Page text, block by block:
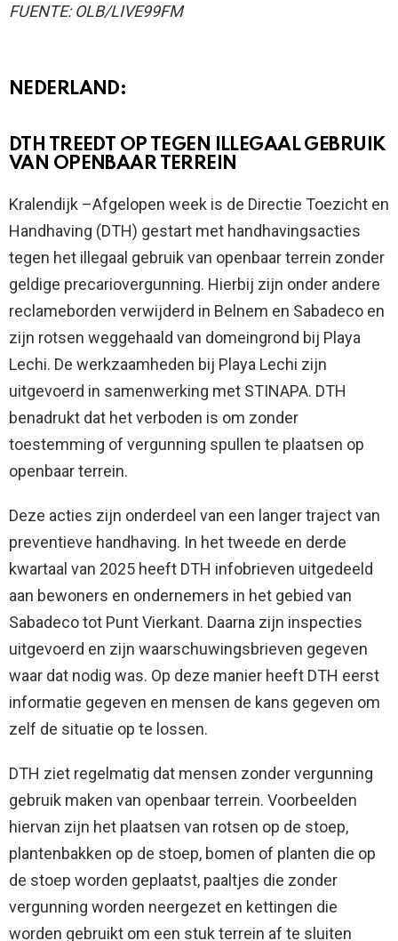
FUENTE: OLB/LIVE99FM
NEDERLAND:
DTH TREEDT OP TEGEN ILLEGAAL GEBRUIK
VAN OPENBAAR TERREIN
Kralendijk –Afgelopen week is de Directie Toezicht en
Handhaving (DTH) gestart met handhavingsacties
tegen het illegaal gebruik van openbaar terrein zonder
geldige precariovergunning. Hierbij zijn onder andere
reclameborden verwijderd in Belnem en Sabadeco en
zijn rotsen weggehaald van domeingrond bij Playa
Lechi. De werkzaamheden bij Playa Lechi zijn
uitgevoerd in samenwerking met STINAPA. DTH
benadrukt dat het verboden is om zonder
toestemming of vergunning spullen te plaatsen op
openbaar terrein.
Deze acties zijn onderdeel van een langer traject van
preventieve handhaving. In het tweede en derde
kwartaal van 2025 heeft DTH infobrieven uitgedeeld
aan bewoners en ondernemers in het gebied van
Sabadeco tot Punt Vierkant. Daarna zijn inspecties
uitgevoerd en zijn waarschuwingsbrieven gegeven
waar dat nodig was. Op deze manier heeft DTH eerst
informatie gegeven en mensen de kans gegeven om
zelf de situatie op te lossen.
DTH ziet regelmatig dat mensen zonder vergunning
gebruik maken van openbaar terrein. Voorbeelden
hiervan zijn het plaatsen van rotsen op de stoep,
plantenbakken op de stoep, bomen of planten die op
de stoep worden geplaatst, paaltjes die zonder
vergunning worden neergezet en kettingen die
worden gebruikt om een stuk terrein af te sluiten